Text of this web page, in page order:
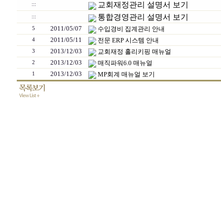
::: 교회재정관리 설명서 보기
::: 통합경영관리 설명서 보기
5 2011/05/07 수입경비 집계관리 안내
4 2011/05/11 전문 ERP 시스템 안내
3 2013/12/03 교회재정 홀리키핑 매뉴얼
2 2013/12/03 매직파워6.0 매뉴얼
1 2013/12/03 MP회계 매뉴얼 보기